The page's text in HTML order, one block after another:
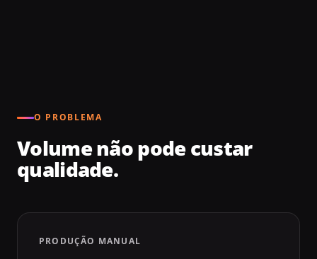
O PROBLEMA
Volume não pode custar
qualidade.
PRODUÇÃO MANUAL